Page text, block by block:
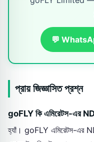
💬
প্রায় জিজ্ঞাসিত প্রশ্ন
goFLY কি এমিরেটস-এর
হ্যাঁ। goFLY এমিরেটস-এর